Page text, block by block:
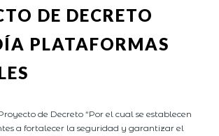
DE DECRETO
PLATAFORMAS
de Decreto “Por el cual se establecen
a fortalecer la seguridad y garantizar el